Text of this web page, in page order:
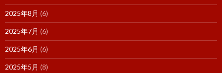
2025年8月 (6)
2025年7月 (6)
2025年6月 (6)
2025年5月 (8)